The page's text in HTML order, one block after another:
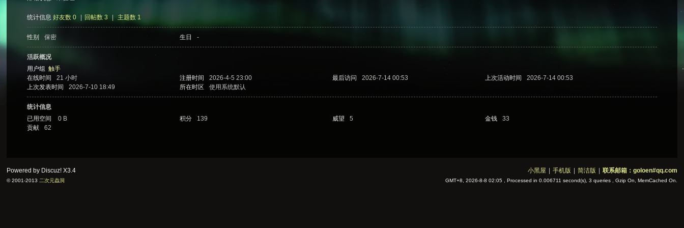
统计信息 好友数 0 回帖数 3 主题数 1
性别 保密 生日 -
活跃概况
用户组触手
在线时间
21 小时 注册时间 2026-4-5 23:00 最后访问 2026-7-14 00:53 上次活动时间
2026-7-14 00:53
上次发表时间
2026-7-10 18:49 所在时区 使用系统默认
统计信息
已用空间
0 B 积分 139 威望 5 金钱
33
贡献
62
小黑屋 手机版 简洁版 联系邮箱：goloen#qq.com
GMT+8, 2026-8-8 02:05 , Processed in 0.006711 second(s), 3 queries , Gzip On, MemCached On.
Powered by Discuz!X3.4
© 2001-2013 二次元蟲洞